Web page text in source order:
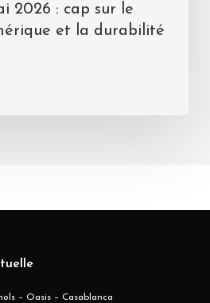
2026 : cap sur le
et la durabilité
– Oasis – Casablanca